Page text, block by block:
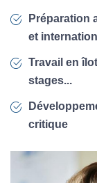
Préparation
et
Travail en
stages...
critique